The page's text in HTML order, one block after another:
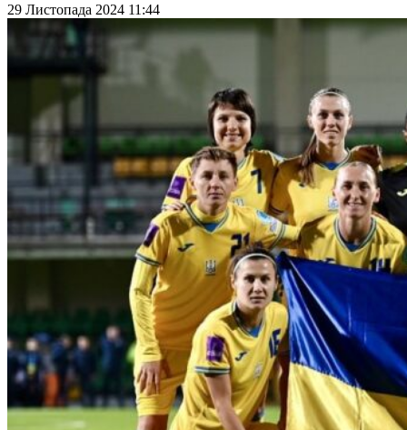
29 Листопада 2024 11:44